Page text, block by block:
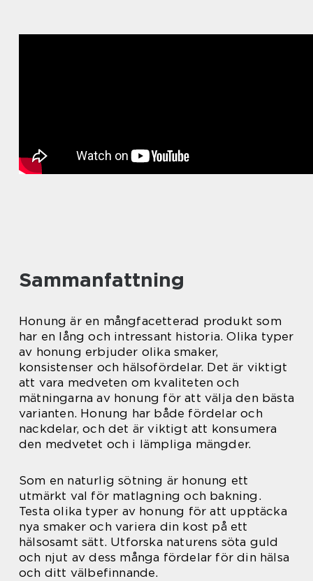
Sammanfattning
Honung är en mångfacetterad produkt som
har en lång och intressant historia. Olika typer
av honung erbjuder olika smaker,
konsistenser och hälsofördelar. Det är viktigt
att vara medveten om kvaliteten och
mätningarna av honung för att välja den bästa
varianten. Honung har både fördelar och
nackdelar, och det är viktigt att konsumera
den medvetet och i lämpliga mängder.
Som en naturlig sötning är honung ett
utmärkt val för matlagning och bakning.
Testa olika typer av honung för att upptäcka
nya smaker och variera din kost på ett
hälsosamt sätt. Utforska naturens söta guld
och njut av dess många fördelar för din hälsa
och ditt välbefinnande.